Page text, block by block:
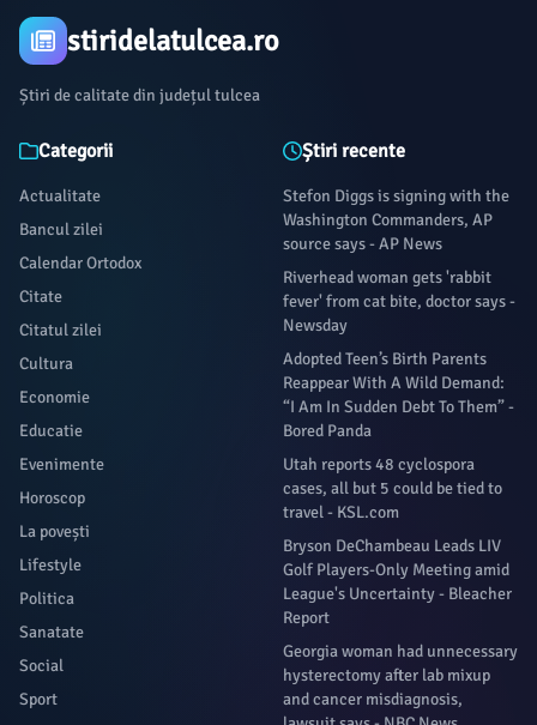
stiridelatulcea.ro
Știri de calitate din județul tulcea
Categorii
Actualitate
Bancul zilei
Calendar Ortodox
Citate
Citatul zilei
Cultura
Economie
Educatie
Evenimente
Horoscop
La povești
Lifestyle
Politica
Sanatate
Social
Sport
Știri recente
Stefon Diggs is signing with the
Washington Commanders, AP
source says - AP News
Riverhead woman gets 'rabbit
fever' from cat bite, doctor says -
Newsday
Adopted Teen’s Birth Parents
Reappear With A Wild Demand:
“I Am In Sudden Debt To Them” -
Bored Panda
Utah reports 48 cyclospora
cases, all but 5 could be tied to
travel - KSL.com
Bryson DeChambeau Leads LIV
Golf Players-Only Meeting amid
League's Uncertainty - Bleacher
Report
Georgia woman had unnecessary
hysterectomy after lab mixup
and cancer misdiagnosis,